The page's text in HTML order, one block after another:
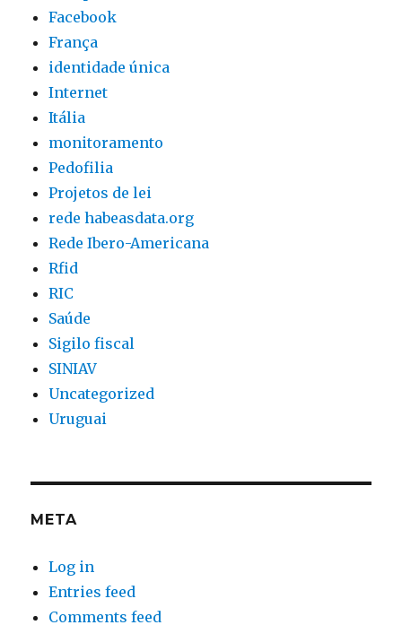
Facebook
França
identidade única
Internet
Itália
monitoramento
Pedofilia
Projetos de lei
rede habeasdata.org
Rede Ibero-Americana
Rfid
RIC
Saúde
Sigilo fiscal
SINIAV
Uncategorized
Uruguai
META
Log in
Entries feed
Comments feed